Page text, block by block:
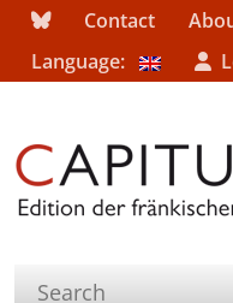
Contact
Language: